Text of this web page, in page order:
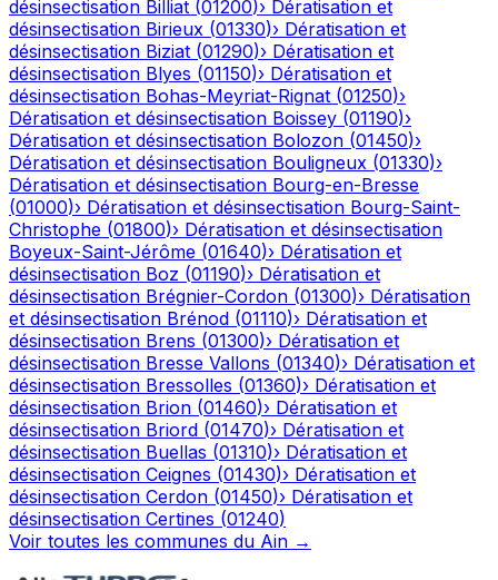
désinsectisation Billiat (01200)› Dératisation et
désinsectisation Birieux (01330)› Dératisation et
désinsectisation Biziat (01290)› Dératisation et
désinsectisation Blyes (01150)› Dératisation et
désinsectisation Bohas-Meyriat-Rignat (01250)›
Dératisation et désinsectisation Boissey (01190)›
Dératisation et désinsectisation Bolozon (01450)›
Dératisation et désinsectisation Bouligneux (01330)›
Dératisation et désinsectisation Bourg-en-Bresse
(01000)› Dératisation et désinsectisation Bourg-Saint-
Christophe (01800)› Dératisation et désinsectisation
Boyeux-Saint-Jérôme (01640)› Dératisation et
désinsectisation Boz (01190)› Dératisation et
désinsectisation Brégnier-Cordon (01300)› Dératisation
et désinsectisation Brénod (01110)› Dératisation et
désinsectisation Brens (01300)› Dératisation et
désinsectisation Bresse Vallons (01340)› Dératisation et
désinsectisation Bressolles (01360)› Dératisation et
désinsectisation Brion (01460)› Dératisation et
désinsectisation Briord (01470)› Dératisation et
désinsectisation Buellas (01310)› Dératisation et
désinsectisation Ceignes (01430)› Dératisation et
désinsectisation Cerdon (01450)› Dératisation et
désinsectisation Certines (01240)
Voir toutes les communes du Ain →